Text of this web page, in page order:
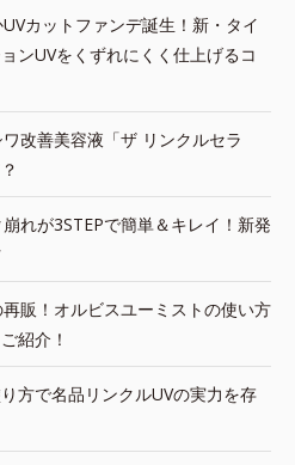
カットファンデ誕生！新・タイ
ンUVをくずれにくく仕上げるコ
改善美容液「ザ リンクルセラ
れが3STEPで簡単＆キレイ！新発
販！オルビスユーミストの使い方
紹介！
方で名品リンクルUVの実力を存